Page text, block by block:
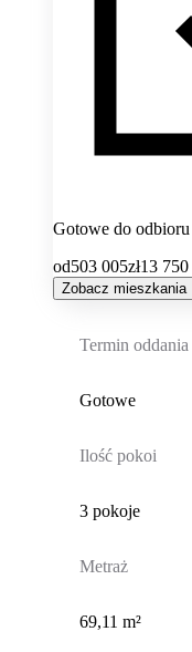
Gotowe do odbioru
od503 005zł13 750
Zobacz mieszkania
Termin oddania
Gotowe
Ilość pokoi
3 pokoje
Metraż
69,11 m²